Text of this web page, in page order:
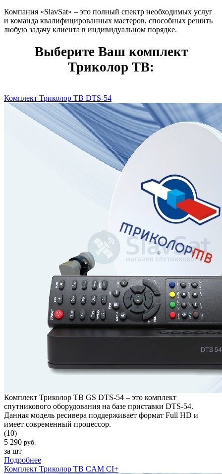
Компания «SlavSat» – это полный спектр необходимых услуг
и команда квалифицированных мастеров, способных решить
любую задачу клиента в индивидуальном порядке.
Выберите Ваш комплект
Триколор ТВ:
Комплект Триколор ТВ DTS-54
Комплект Триколор ТВ GS DTS-54 – это комплект
спутникового оборудования на базе приставки DTS-54.
Данная модель ресивера поддерживает формат Full HD и
имеет современный процессор.
(10)
5 290 руб.
за шт
Подробнее
Комплект Триколор ТВ CAM CI+